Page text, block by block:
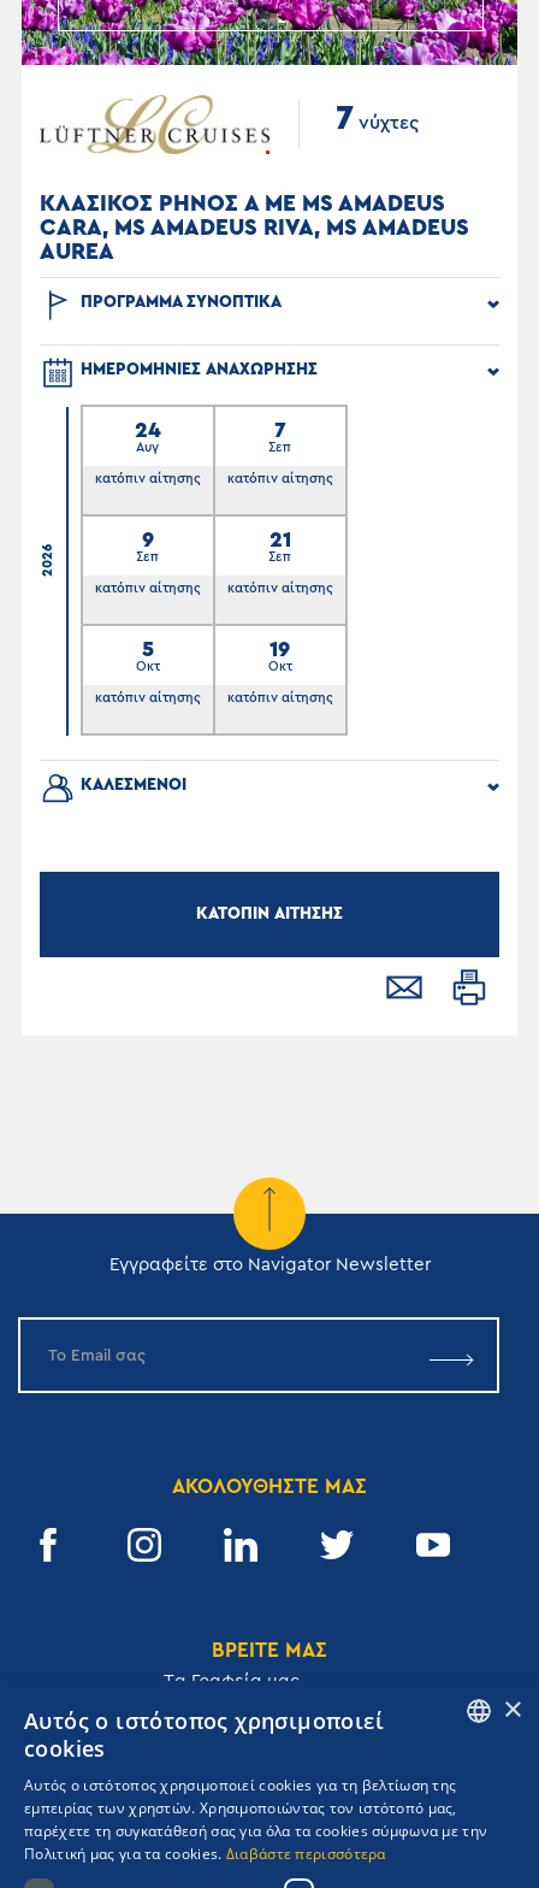
7 νύχτες
ΚΛΑΣΙΚΟΣ ΡΗΝΟΣ Α ΜΕ MS AMADEUS
CARA, MS AMADEUS RIVA, MS AMADEUS
AUREA
ΠΡΟΓΡΑΜΜΑ ΣΥΝΟΠΤΙΚΑ
ΗΜΕΡΟΜΗΝΙΕΣ ΑΝΑΧΩΡΗΣΗΣ
2026
24
Αυγ
κατόπιν αίτησης
7
Σεπ
κατόπιν αίτησης
9
Σεπ
κατόπιν αίτησης
21
Σεπ
κατόπιν αίτησης
5
Οκτ
κατόπιν αίτησης
19
Οκτ
κατόπιν αίτησης
ΚΑΛΕΣΜΕΝΟΙ
ΚΑΤΟΠΙΝ ΑΙΤΗΣΗΣ
Εγγραφείτε στο Navigator Newsletter
ΑΚΟΛΟΥΘΗΣΤΕ ΜΑΣ
ΒΡΕΙΤΕ ΜΑΣ
Tα Γραφεία μας
Ακαδημίας 32, 106 72, Αθήνα, Ελλάδα
T. +30 210 3609801
F. +30 210 3602001
cruises@navigator.gr
GREEK
×
Αυτός ο ιστότοπος χρησιμοποιεί
cookies
Αυτός ο ιστότοπος χρησιμοποιεί cookies για τη βελτίωση της
εμπειρίας των χρηστών. Χρησιμοποιώντας τον ιστότοπό μας,
παρέχετε τη συγκατάθεσή σας για όλα τα cookies σύμφωνα με την
Πολιτική μας για τα cookies. Διαβάστε περισσότερα